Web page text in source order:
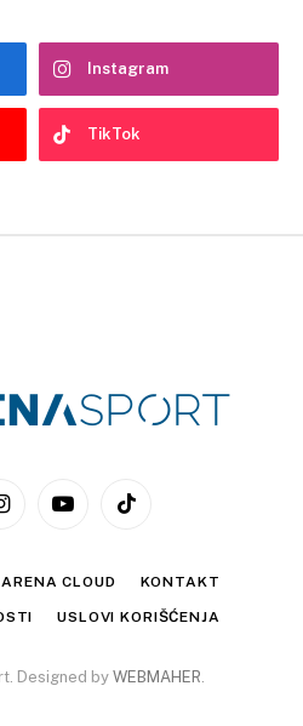
Instagram
TikTok
YouTubeTikTok
ARENA CLOUD KONTAKT
USLOVI KORIŠĆENJA
Designed by WEBMAHER